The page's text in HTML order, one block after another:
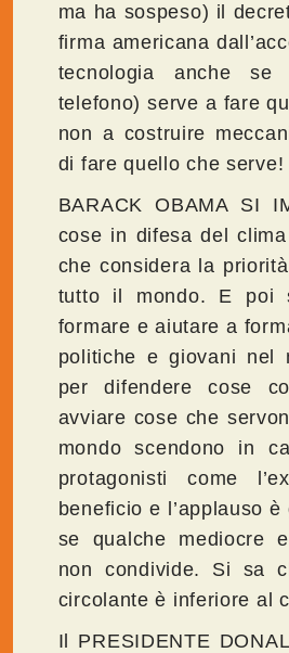
ma ha sospeso) il
firma americana
tecnologia anche
telefono) serve a fare
non a costruire
di fare quello che serve!
BARACK OBAMA SI
cose in difesa del clima
che considera la
tutto il mondo. E poi
formare e aiutare a
politiche e giovani nel
per difendere cose
avviare cose che
mondo scendono in
protagonisti come
beneficio e l’applauso
se qualche mediocre
non condivide. Si sa
circolante è inferiore al
Il PRESIDENTE